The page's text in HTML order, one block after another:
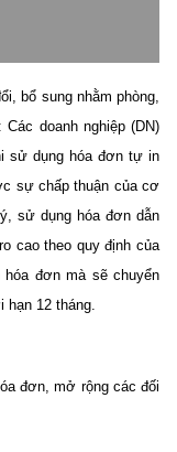
bổ sung nhằm phòng,
doanh nghiệp (DN)
sử dụng hóa đơn tự in
sự chấp thuận của cơ
sử dụng hóa đơn dẫn
cao theo quy định của
đơn mà sẽ chuyển
12 tháng.
đơn, mở rộng các đối